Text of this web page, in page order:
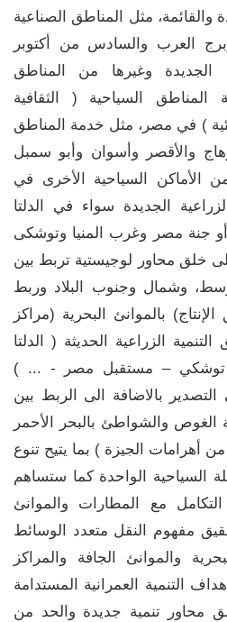
والقائمة، مثل المناطق الصناعية
مايو وبرج العرب والسادس من أكتوبر
الجديدة وغيرها من المناطق
السياحية ( الثقافية
) في مصر، مثل خدمة المناطق
والأقصر وأسوان وأبو سمبل
الأماكن السياحية الأخرى في
الجديدة سواء في الدلتا
جنة مصر وغرب المنيا وتوشكى
خلق محاور لوجيستية تربط بين
وشمال وجنوب البلاد وربط
بالموانئ البحرية (مراكز
الزراعية الحديثة ( الدلتا
توشكي – مستقبل مصر - ... )
بالاضافة الى الربط بين
والشواطئ بالبحر الأحمر
أهرامات الجيزة ) بما يتيح تنوع
السياحية الواحدة كما ستساهم
مع المطارات والموانئ
مفهوم النقل متعدد الوسائط
والموانئ الجافة والمراكز
التنمية العمرانية المستدامة
محاور تنمية جديدة والحد من